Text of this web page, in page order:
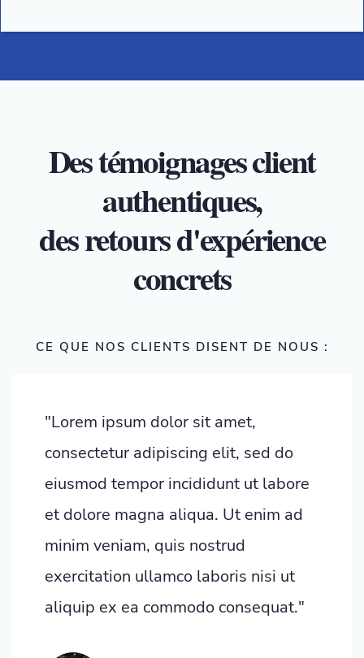
Des témoignages client
authentiques,
des retours d'expérience
concrets
CE QUE NOS CLIENTS DISENT DE NOUS :
"Lorem ipsum dolor sit amet,
consectetur adipiscing elit, sed do
eiusmod tempor incididunt ut labore
et dolore magna aliqua. Ut enim ad
minim veniam, quis nostrud
exercitation ullamco laboris nisi ut
aliquip ex ea commodo consequat."